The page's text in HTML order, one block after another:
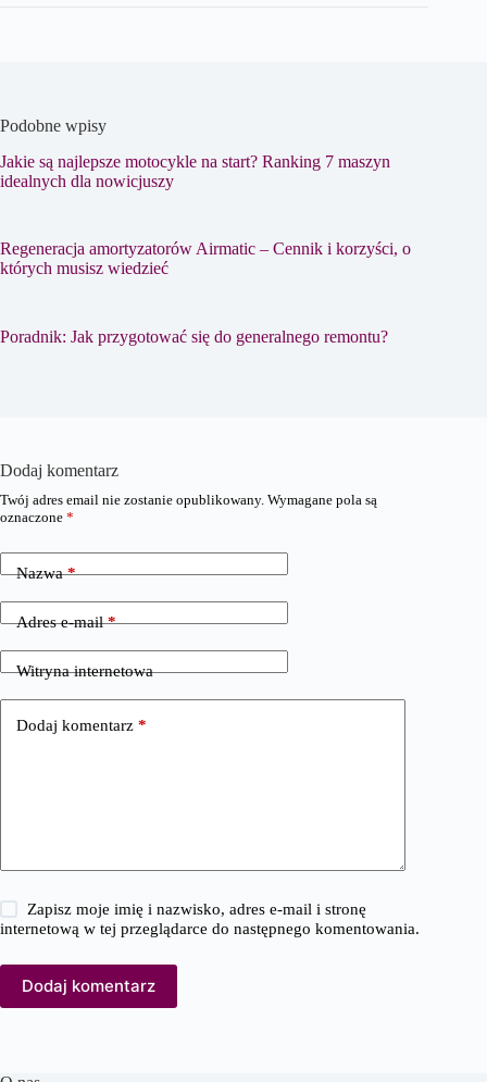
Podobne wpisy
Jakie są najlepsze motocykle na start? Ranking 7 maszyn
idealnych dla nowicjuszy
Regeneracja amortyzatorów Airmatic – Cennik i korzyści, o
których musisz wiedzieć
Poradnik: Jak przygotować się do generalnego remontu?
Dodaj komentarz
Twój adres email nie zostanie opublikowany. Wymagane pola są
oznaczone *
Nazwa*
Adres e-mail*
Witryna internetowa
Dodaj komentarz *
Zapisz moje imię i nazwisko, adres e-mail i stronę
internetową w tej przeglądarce do następnego komentowania.
Dodaj komentarz